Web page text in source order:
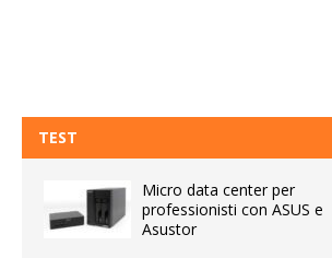
TEST
Micro data center per
professionisti con ASUS e
Asustor